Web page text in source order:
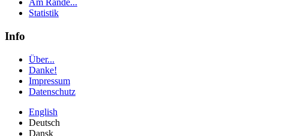
Am Rande...
Statistik
Info
Über...
Danke!
Impressum
Datenschutz
English
Deutsch
Dansk